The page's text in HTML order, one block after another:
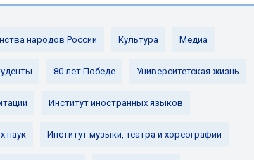
народов России Культура Медиа
80 лет Победе Университетская жизнь
Институт иностранных языков
наук Институт музыки, театра и хореографии